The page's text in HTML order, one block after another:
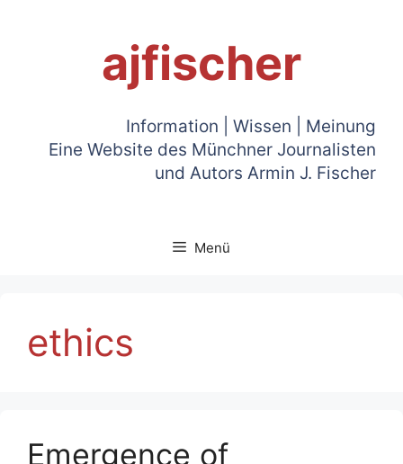
ajfischer
Information | Wissen | Meinung
Eine Website des Münchner Journalisten
und Autors Armin J. Fischer
Menü
ethics
Emergence of